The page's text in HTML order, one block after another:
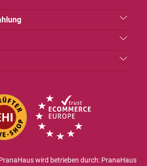
wird betrieben durch: PranaHaus